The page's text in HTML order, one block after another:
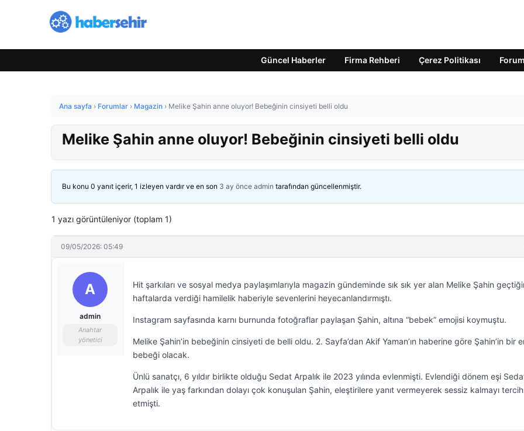
Güncel Haberler Firma Rehberi Çerez Politikası Forum
Ana sayfa › Forumlar › Magazin › Melike Şahin anne oluyor! Bebeğinin cinsiyeti belli oldu
Melike Şahin anne oluyor! Bebeğinin cinsiyeti belli oldu
Bu konu 0 yanıt içerir, 1 izleyen vardır ve en son 3 ay önce admin tarafından güncellenmiştir.
1 yazı görüntüleniyor (toplam 1)
09/05/2026: 05:49
A
admin
Anahtar
yönetici
Hit şarkıları ve sosyal medya paylaşımlarıyla magazin gündeminde sık sık yer alan Melike Şahin
haftalarda verdiği hamilelik haberiyle sevenlerini heyecanlandırmıştı.
Instagram sayfasında karnı burnunda fotoğraflar paylaşan Şahin, altına “bebek” emojisi koymuştu.
Melike Şahin’in bebeğinin cinsiyeti de belli oldu. 2. Sayfa’dan Akif Yaman’ın haberine göre Şahin’in bir
bebeği olacak.
Ünlü sanatçı, 6 yıldır birlikte olduğu Sedat Arpalık ile 2023 yılında evlenmişti. Evlendiği dönem eşi
Arpalık ile yaş farkından dolayı çok konuşulan Şahin, eleştirilere yanıt vermeyerek sessiz kalmayı tercih
etmişti.